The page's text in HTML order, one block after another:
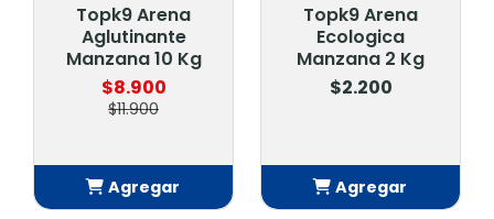
Topk9 Arena
Aglutinante
Manzana 10 Kg
$8.900
$11.900
Agregar
Topk9 Arena
Ecologica
Manzana 2 Kg
$2.200
Agregar